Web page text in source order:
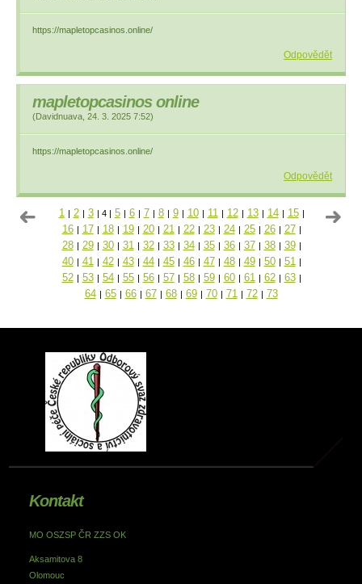
https://mapletopcasinos.online/
Odpovědět
mapletopcasinos online
(Davidnuava 24. 3. 2025 7:52)
https://mapletopcasinos.online/
Odpovědět
1 | 2 | 3 | 4 | 5 | 6 | 7 | 8 | 9 | 10 | 11 | 12 | 13 | 14 | 15 |
16 | 17 | 18 | 19 | 20 | 21 | 22 | 23 | 24 | 25 | 26 | 27 |
28 | 29 | 30 | 31 | 32 | 33 | 34 | 35 | 36 | 37 | 38 | 39 |
40 | 41 | 42 | 43 | 44 | 45 | 46 | 47 | 48 | 49 | 50 | 51 |
52 | 53 | 54 | 55 | 56 | 57 | 58 | 59 | 60 | 61 | 62 | 63 |
64 | 65 | 66 | 67 | 68 | 69 | 70 | 71 | 72 | 73
Kontakt
MO OSZSP ČR ZZS OK
Aksamitova 8
Olomouc